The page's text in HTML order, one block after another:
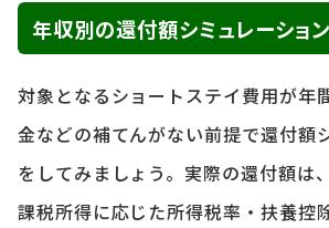
年収別の還付額シミュレーション
対象となるショートステイ費用が年
金などの補てんがない前提で還付額
をしてみましょう。実際の還付額は
課税所得に応じた所得税率・扶養控